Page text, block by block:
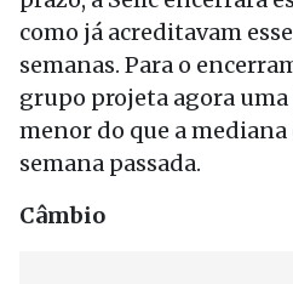
como já acreditavam
semanas. Para o
grupo projeta agora uma
menor do que a mediana
semana passada.
Câmbio